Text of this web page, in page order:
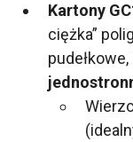
Kartony
ciężka”